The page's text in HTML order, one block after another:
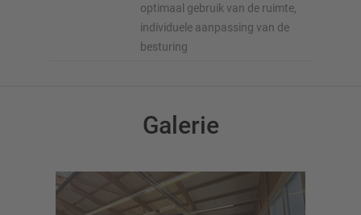
optimaal gebruik van de ruimte,
individuele aanpassing van de
besturing
Galerie